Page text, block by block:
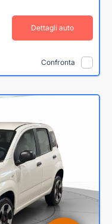
Dettagli auto
Confronta